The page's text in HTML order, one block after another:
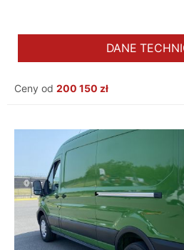
DANE
Ceny od 200 150 zł